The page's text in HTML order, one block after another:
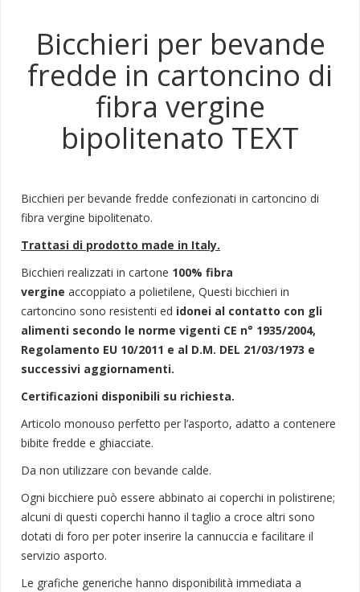
Bicchieri per bevande
fredde in cartoncino di
fibra vergine
bipolitenato TEXT
Bicchieri per bevande fredde confezionati in cartoncino di
fibra vergine bipolitenato.
Trattasi di prodotto made in Italy.
Bicchieri realizzati in cartone 100% fibra
vergine accoppiato a polietilene, Questi bicchieri in
cartoncino sono resistenti ed idonei al contatto con gli
alimenti secondo le norme vigenti CE n° 1935/2004,
Regolamento EU 10/2011 e al D.M. DEL 21/03/1973 e
successivi aggiornamenti.
Certificazioni disponibili su richiesta.
Articolo monouso perfetto per l’asporto, adatto a contenere
bibite fredde e ghiacciate.
Da non utilizzare con bevande calde.
Ogni bicchiere può essere abbinato ai coperchi in polistirene;
alcuni di questi coperchi hanno il taglio a croce altri sono
dotati di foro per poter inserire la cannuccia e facilitare il
servizio asporto.
Le grafiche generiche hanno disponibilità immediata a